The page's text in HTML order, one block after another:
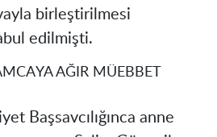
birleştirilmesi
edilmişti.
AĞIR MÜEBBET
Başsavcılığınca anne